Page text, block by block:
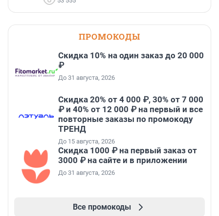
ПРОМОКОДЫ
Скидка 10% на один заказ до 20 000
₽
До 31 августа, 2026
Скидка 20% от 4 000 ₽, 30% от 7 000
₽ и 40% от 12 000 ₽ на первый и все
повторные заказы по промокоду
ТРЕНД
До 15 августа, 2026
Скидка 1000 ₽ на первый заказ от
3000 ₽ на сайте и в приложении
До 31 августа, 2026
Все промокоды